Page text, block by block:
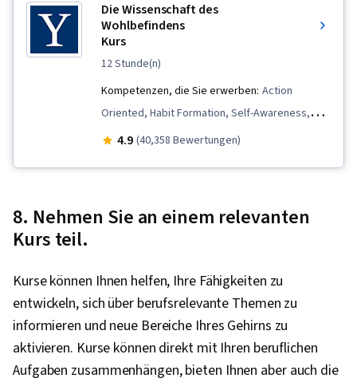
Die Wissenschaft des
Wohlbefindens
Kurs
12 Stunde(n)
Kompetenzen, die Sie erwerben: Action
Oriented, Habit Formation, Self-Awareness,
Prioritization, Resilience, Psychology, Goal
& Breathwork, Positivity
4.9 (40,358 Bewertungen)
8. Nehmen Sie an einem relevanten
Kurs teil.
Kurse können Ihnen helfen, Ihre Fähigkeiten zu
entwickeln, sich über berufsrelevante Themen zu
informieren und neue Bereiche Ihres Gehirns zu
aktivieren. Kurse können direkt mit Ihren beruflichen
Aufgaben zusammenhängen, bieten Ihnen aber auch die